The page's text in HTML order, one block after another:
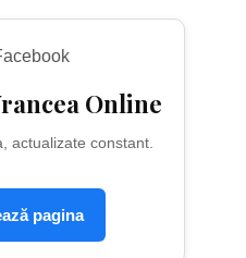
Online
actualizate constant.
pagina